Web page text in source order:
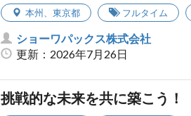
本州、 東京都 フルタイム
ショーワパックス株式会社
更新：2026年7月26日
挑戦的な未来を共に築こう！